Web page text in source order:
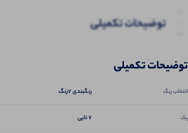
توضیحات تکمیلی
توضیحات تکمیلی
انتخاب رنگ رنگبندی ۷رنگ
پک 7 تایی